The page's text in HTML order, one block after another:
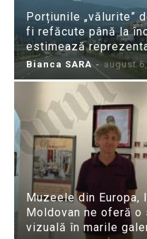
Porțiunile „vălurite”
fi refăcute până la
estimează
Bianca SARA - august
Muzeele din
Moldovan ne oferă
vizuală în marile